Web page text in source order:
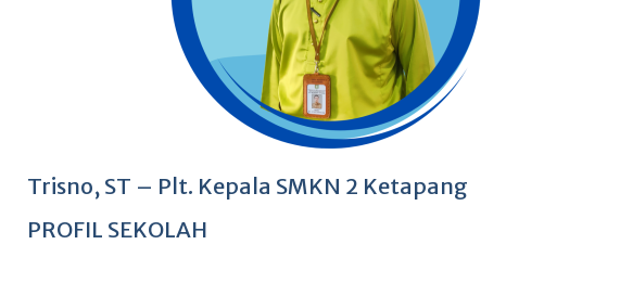
Trisno, ST – Plt. Kepala SMKN 2 Ketapang
PROFIL SEKOLAH